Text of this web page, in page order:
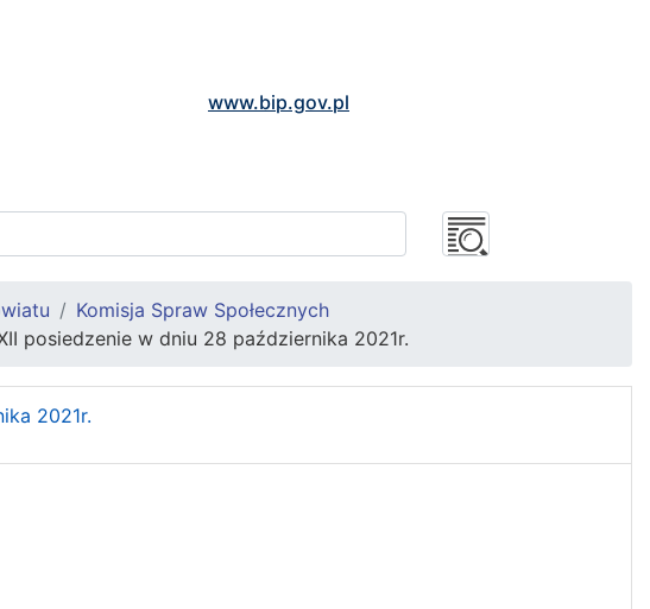
www.bip.gov.pl
Komisja Spraw Społecznych
posiedzenie w dniu 28 października 2021r.
2021r.